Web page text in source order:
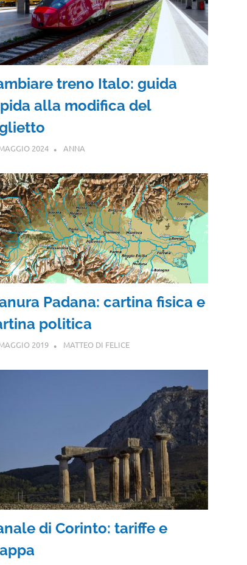
treno Italo: guida
alla modifica del
2024 ANNA
Padana: cartina fisica e
politica
2019 MATTEO DI FELICE
di Corinto: tariffe e